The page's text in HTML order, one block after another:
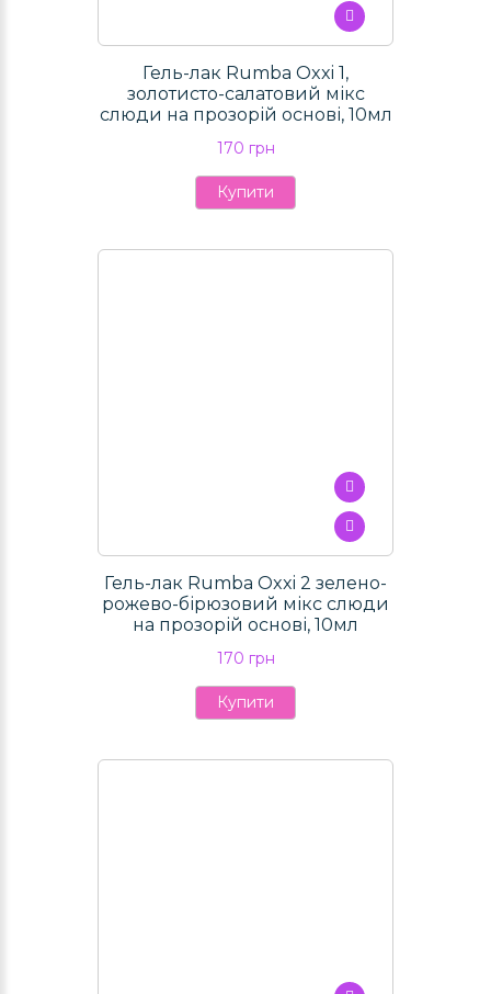
Гель-лак Rumba Oxxi 1,
золотисто-салатовий мікс
слюди на прозорій основі, 10мл
170 грн
Купити
Гель-лак Rumba Oxxi 2 зелено-
рожево-бірюзовий мікс слюди
на прозорій основі, 10мл
170 грн
Купити